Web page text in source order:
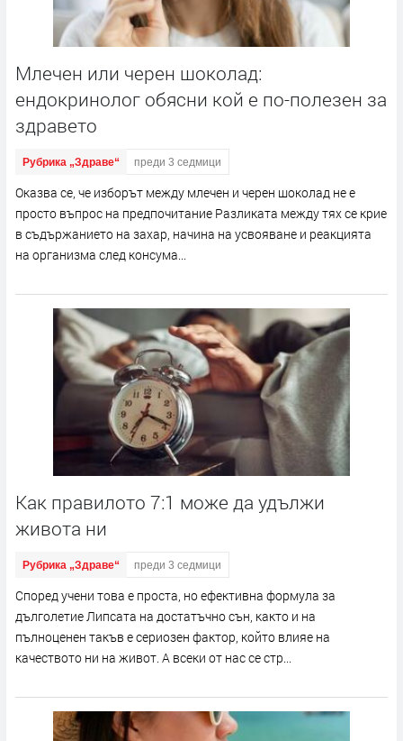
Млечен или черен шоколад:
ендокринолог обясни кой е по-полезен за
здравето
Рубрика „Здраве“ преди 3 седмици
Оказва се, че изборът между млечен и черен шоколад не е
просто въпрос на предпочитание Разликата между тях се крие
в съдържанието на захар, начина на усвояване и реакцията
на организма след консума...
Как правилото 7:1 може да удължи
живота ни
Рубрика „Здраве“ преди 3 седмици
Според учени това е проста, но ефективна формула за
дълголетие Липсата на достатъчно сън, както и на
пълноценен такъв е сериозен фактор, който влияе на
качеството ни на живот. А всеки от нас се стр...